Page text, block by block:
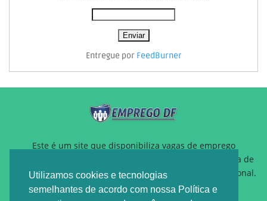
Utilizamos cookies e tecnologias
semelhantes de acordo com nossa Política e
Entregue por FeedBurner
Este é um site que disponibiliza vagas de emprego
gratuitamente para auxiliar pessoas que estão a procura de
um novo emprego ou querem reposicionamento profissional.